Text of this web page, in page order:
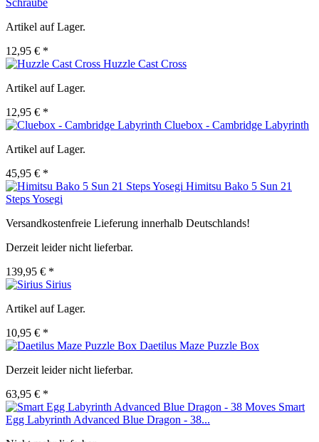
Schraube
Artikel auf Lager.
12,95 € *
Huzzle Cast Cross
Artikel auf Lager.
12,95 € *
Cluebox - Cambridge Labyrinth
Artikel auf Lager.
45,95 € *
Himitsu Bako 5 Sun 21
Steps Yosegi
Versandkostenfreie Lieferung innerhalb Deutschlands!
Derzeit leider nicht lieferbar.
139,95 € *
Sirius
Artikel auf Lager.
10,95 € *
Daetilus Maze Puzzle Box
Derzeit leider nicht lieferbar.
63,95 € *
Smart
Egg Labyrinth Advanced Blue Dragon - 38...